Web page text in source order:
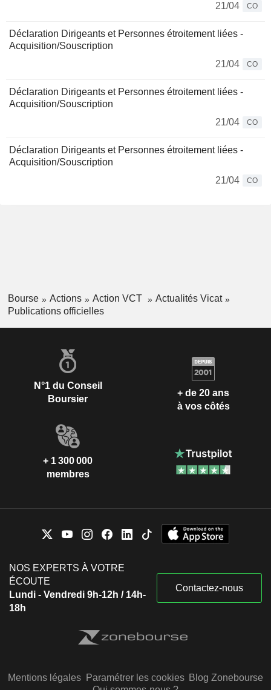
21/04
CO
Déclaration Dirigeants et Personnes étroitement liées -
Acquisition/Souscription
21/04
CO
Déclaration Dirigeants et Personnes étroitement liées -
Acquisition/Souscription
21/04
CO
Déclaration Dirigeants et Personnes étroitement liées -
Acquisition/Souscription
21/04
CO
Bourse Actions Action VCT
Actualités Vicat
Publications officielles
N°1 du Conseil
Boursier
+ de 20 ans
à vos côtés
+ 1 300 000
membres
NOS EXPERTS À VOTRE
ÉCOUTE
Lundi - Vendredi 9h-12h / 14h-
18h
Contactez-nous
Mentions légales Paramétrer les cookies Blog Zonebourse